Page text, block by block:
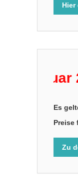
Hier
Es
Preise
Zu